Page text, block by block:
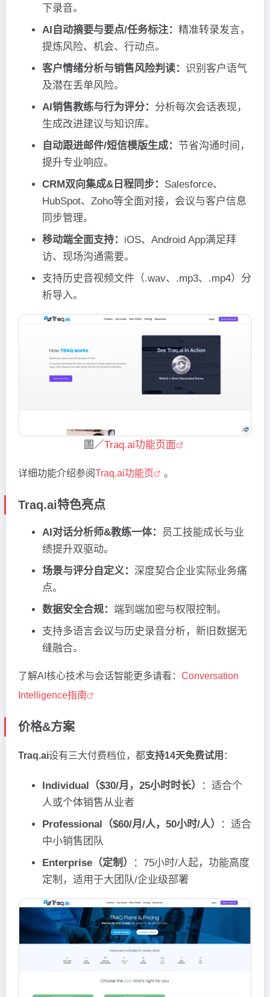
下录音。
AI自动摘要与要点/任务标注： 精准转录发言，
提炼风险、机会、行动点。
客户情绪分析与销售风险判读： 识别客户语气
及潜在丢单风险。
AI销售教练与行为评分： 分析每次会话表现，
生成改进建议与知识库。
自动跟进邮件/短信模版生成： 节省沟通时间，
提升专业响应。
CRM双向集成&日程同步： Salesforce、
HubSpot、Zoho等全面对接，会议与客户信息
同步管理。
移动端全面支持： iOS、Android App满足拜
访、现场沟通需要。
支持历史音视频文件（.wav、.mp3、.mp4）分
析导入。
圖／Traq.ai功能页面
详细功能介绍参阅Traq.ai功能页 。
Traq.ai特色亮点
AI对话分析师&教练一体：
员工技能成长与业
绩提升双驱动。
场景与评分自定义： 深度契合企业实际业务痛
点。
数据安全合规： 端到端加密与权限控制。
支持多语言会议与历史录音分析，新旧数据无
缝融合。
了解AI核心技术与会话智能更多请看： Conversation
Intelligence指南
价格&方案
Traq.ai设有三大付费档位，都支持14天免费试用 ：
Individual（$30/月，25小时时长）
：适合个
人或个体销售从业者
Professional（$60/月/人，50小时/人）
：适合
中小销售团队
Enterprise（定制）
：75小时/人起，功能高度
定制，适用于大团队/企业级部署